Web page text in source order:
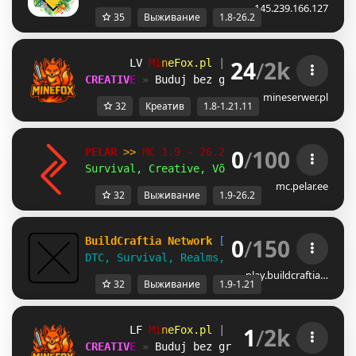
145.239.166.127
35 Выживание 1.8-26.2
PX Mi neFox. pl 1.8.x - 1.21.11
CREATIVE » Buduj bez granic i pokaż swój
24/2k
mineserwer.pl
32 Креатив 1.8-1.21.11
PELAR >> MC 1.9 - 26.2
Survival, Creative, Võistlused!
0/100
mc.pelar.ee
32 Выживание 1.9-26.2
BuildCraftia Network
[1.9-1.21]
DTC, Survival, Realms, & Creative!
0/150
play.buildcraftia…
32 Выживание 1.9-1.21
CT Mi neFox. pl 1.8.x - 1.21.11
CREATIVE » Buduj bez granic i pokaż swój
1/2k